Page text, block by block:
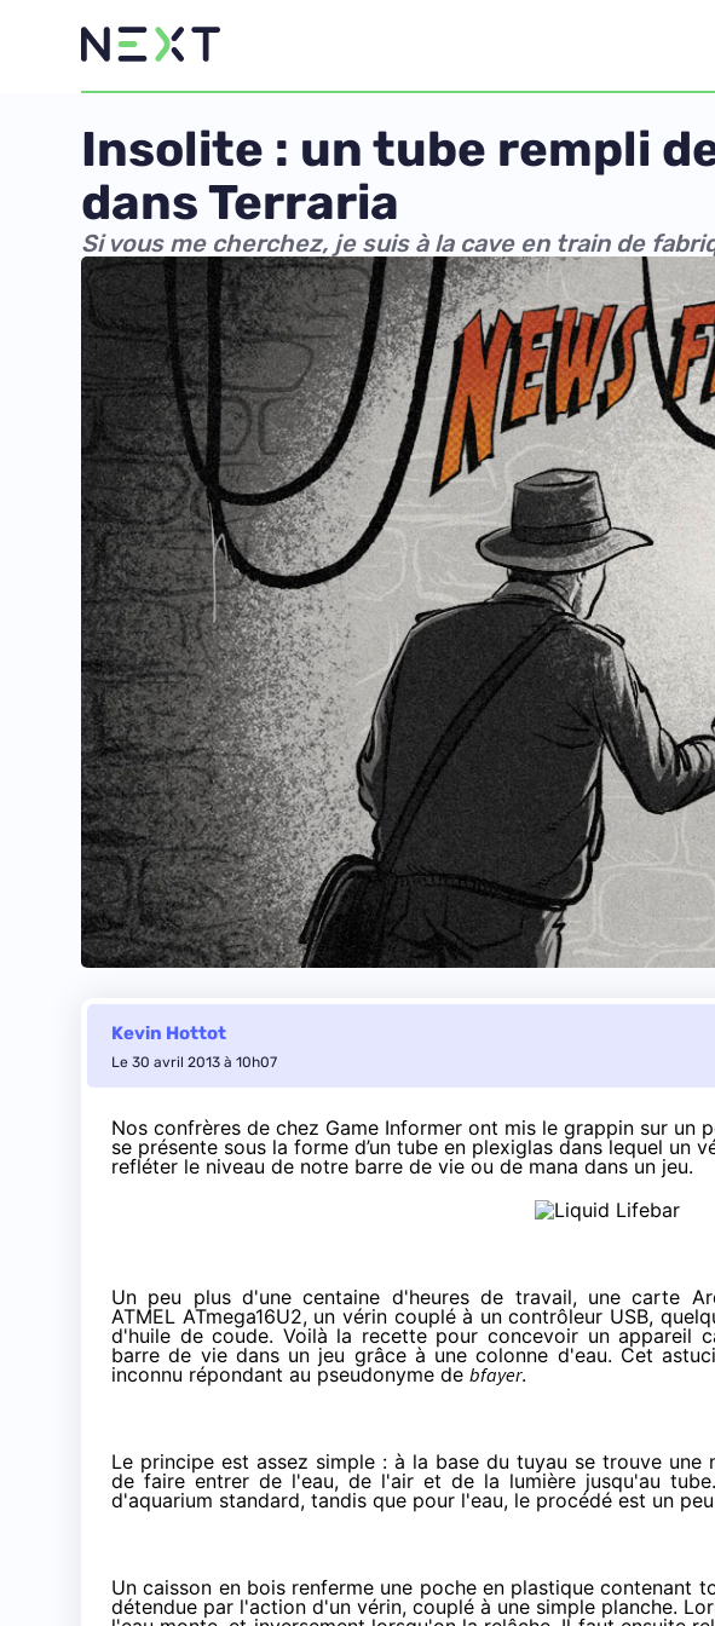
Insolite : un tube rempli
dans Terraria
Si vous me cherchez, je suis à la cave en train de
Kevin Hottot
Le 30 avril 2013 à 10h07
Nos confrères de chez Game Informer ont mis le grappin sur un
se présente sous la forme d’un tube en plexiglas dans lequel un
refléter le niveau de notre barre de vie ou de mana dans un jeu.
Un peu plus d'une centaine d'heures de travail, une carte
ATMEL ATmega16U2, un vérin couplé à un contrôleur USB,
d'huile de coude. Voilà la recette pour concevoir un appareil
barre de vie dans un jeu grâce à une colonne d'eau. Cet
inconnu répondant au pseudonyme de bfayer.
Le principe est assez simple : à la base du tuyau se trouve
de faire entrer de l'eau, de l'air et de la lumière jusqu'au
d'aquarium standard, tandis que pour l'eau, le procédé est un
Un caisson en bois renferme une poche en plastique contenant
détendue par l'action d'un vérin, couplé à une simple planche.